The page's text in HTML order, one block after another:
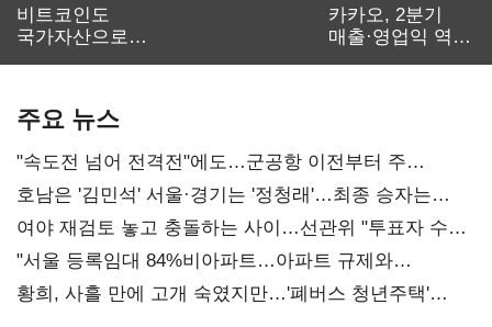
비트코인도
국가자산으로…'
카카오, 2분기
매출·영업익 역대
주요 뉴스
"속도전 넘어 전격전"에도…군공항 이전부터 주
52시간까지 '뇌관'
호남은 '김민석' 서울·경기는 '정청래'…최종 승자는
'안갯속'
여야 재검토 놓고 충돌하는 사이…선관위 "투표자 수
오차 당연"
"서울 등록임대 84%비아파트…아파트 규제와
달리해야"
황희, 사흘 만에 고개 숙였지만…'폐버스 청년주택'